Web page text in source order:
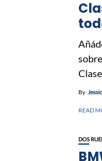
By
READ
DOS